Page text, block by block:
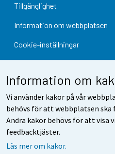
Information om
Vi använder kakor på vår
behövs för att webbplatsen
Andra kakor behövs för att visa
feedbacktjäster.
Läs mer om kakor.
Tillgänglighet
Information om webbplatsen
Cookie-inställningar